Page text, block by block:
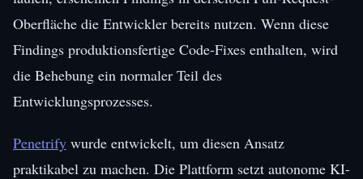
Oberfläche die Entwickler bereits nutzen. Wenn diese
Findings produktionsfertige Code-Fixes enthalten, wird
die Behebung ein normaler Teil des
Entwicklungsprozesses.
Penetrify wurde entwickelt, um diesen Ansatz
praktikabel zu machen. Die Plattform setzt autonome KI-